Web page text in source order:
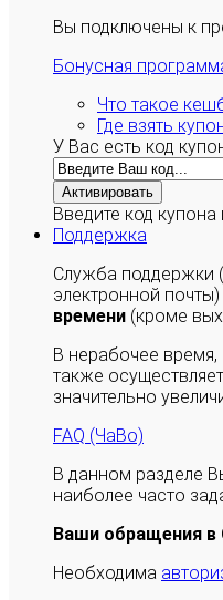
Вы подключены к
Бонусная
Что такое
Где взять
У Вас есть код
Активировать
Введите код
Поддержка
Служба поддержки
электронной
времени (кроме
В нерабочее
также
значительно
FAQ (ЧаВо)
В данном разделе
наиболее часто
Ваши обращения
Необходима